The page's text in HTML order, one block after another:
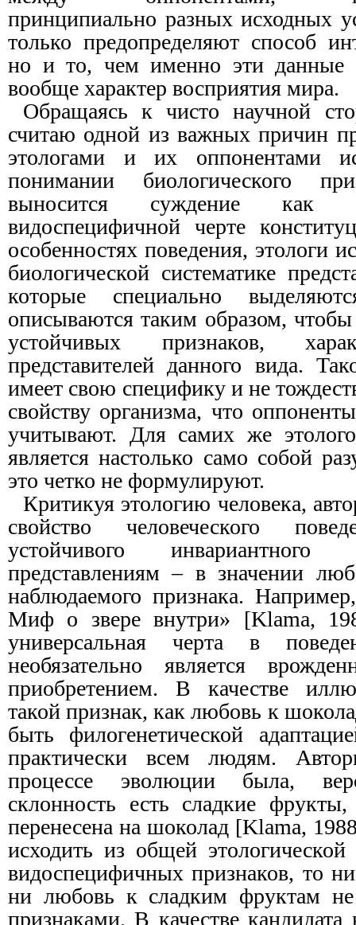
принципиально разных исходных
только предопределяют способ
но и то, чем именно эти данные
вообще характер восприятия мира.
Обращаясь к чисто научной
считаю одной из важных причин
этологами и их оппонентами
понимании биологического
выносится суждение как о
видоспецифичной черте
особенностях поведения, этологи
биологической систематике
которые специально
описываются таким образом,
устойчивых признаков,
представителей данного вида.
имеет свою специфику и не
свойству организма, что
учитывают. Для самих же
является настолько само собой
это четко не формулируют.
Критикуя этологию человека,
свойство человеческого
устойчивого
представлениям – в значении
наблюдаемого признака.
Миф о звере внутри» [Klama,
универсальная черта в
необязательно является
приобретением. В качестве
такой признак, как любовь к
быть филогенетической
практически всем людям.
процессе эволюции была,
склонность есть сладкие
перенесена на шоколад [Klama,
исходить из общей
видоспецифичных признаков, то
ни любовь к сладким фруктам
признаками. В качестве кандидата